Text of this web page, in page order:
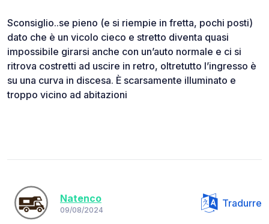
Sconsiglio..se pieno (e si riempie in fretta, pochi posti)
dato che è un vicolo cieco e stretto diventa quasi
impossibile girarsi anche con un’auto normale e ci si
ritrova costretti ad uscire in retro, oltretutto l’ingresso è
su una curva in discesa. È scarsamente illuminato e
troppo vicino ad abitazioni
Natenco
09/08/2024
Tradurre